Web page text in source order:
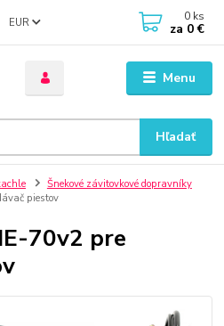
Menu
EUR
Hľadať
0 ks
za 0 €
Šnekové závitovkové dopravníky
piestov
70v2 pre